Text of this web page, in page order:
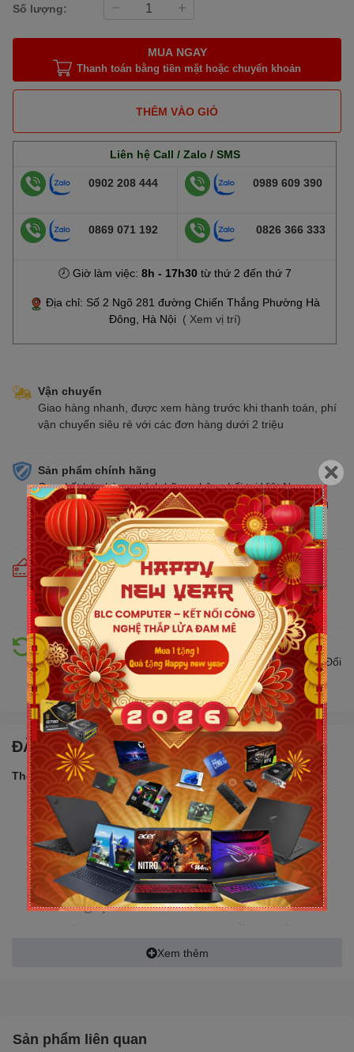
Số lượng:
MUA NGAY
Thanh toán bằng tiền mặt hoặc chuyển khoản
THÊM VÀO GIỎ
Liên hệ Call / Zalo / SMS
0902 208 444 0989 609 390
0869 071 192 0826 366 333
🕗 Giờ làm việc: 8h - 17h30từ thứ 2 đến thứ 7
Địa chỉ: Số 2 Ngõ 281 đường Chiến Thắng Phường Hà
Đông, Hà Nội ( Xem vị trí)
Vận chuyển
Giao hàng nhanh, được xem hàng trước khi thanh toán, phí
vận chuyển siêu rẻ với các đơn hàng dưới 2 triệu
Sản phẩm chính hãng
Cam kết bán hàng chính hãng phân phối tại Việt Nam,
chúng tôi tự hào là đại lý chính thức của tất cả các thương
hiệu kinh doanh sản phẩm CNTT trên thị trường
Cam kết giá tốt
Giá tốt hơn từ 10% - 30% so với thị trường. Liên tục cập
nhật giá mới nhất, cạnh tranh
Hỗ trợ đổi trả
Đổi trả hàng lên đến 30 ngày nếu có lỗi do nhà sản xuất. Đổi
trả hàng không cần lý do với mức phí ưu đãi
ĐẶC ĐIỂM NỔI BẬT
Thông số sản phẩm:
Chức năng: In
Khổ giấy chi tiết: A4/A5
Tốc độ in: Tốc độ in 34
trang/phút
Xem thêm
Sản phẩm liên quan